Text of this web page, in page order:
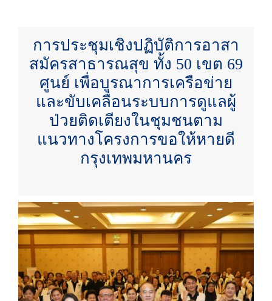
การประชุมเชิงปฏิบัติการอาสา
สมัครสาธารณสุข ทั้ง 50 เขต 69
ศูนย์ เพื่อบูรณาการเครือข่าย
และขับเคลื่อนระบบการดูแลผู้
ป่วยติดเตียงในชุมชนตาม
แนวทางโครงการขอให้หายดี
กรุงเทพมหานคร